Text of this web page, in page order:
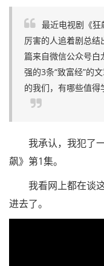
最近电视剧《狂
厉害的人追着剧总
篇来自微信公众号白
强的3条“致富经”的
的我们，有哪些值得
我承认，我犯了一
飙》第1集。
我看网上都在谈这
进去了。